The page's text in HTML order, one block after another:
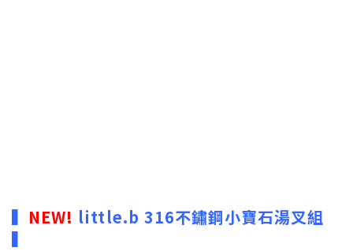
▍ NEW! little.b 316不鏽鋼小寶石湯叉組
▍